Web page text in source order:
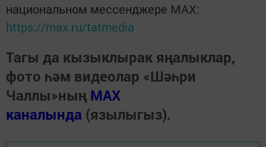
национальном мессенджере MАХ:
https://max.ru/tatmedia
Тагы да кызыклырак яңалыклар,
фото һәм видеолар «Шәһри
Чаллы»ның MAX
каналында (язылыгыз).